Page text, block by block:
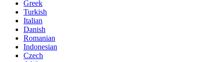
Greek
Turkish
Italian
Danish
Romanian
Indonesian
Czech